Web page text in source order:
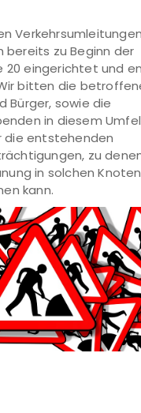
bereits zu Beginn der
20 eingerichtet und
bitten die
Bürger, sowie die
in diesem
die entstehenden
zu
in solchen
kann.